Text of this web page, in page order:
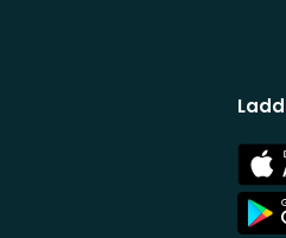
App
Store
App
Store